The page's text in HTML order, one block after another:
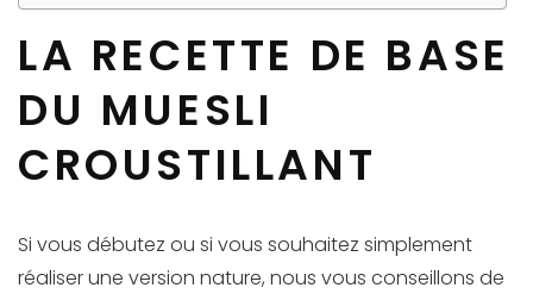
LA RECETTE DE BASE
DU MUESLI
CROUSTILLANT
Si vous débutez ou si vous souhaitez simplement
réaliser une version nature, nous vous conseillons de